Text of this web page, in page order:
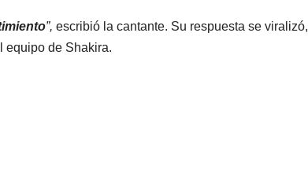
”, escribió la cantante. Su respuesta se viralizó,
equipo de Shakira.